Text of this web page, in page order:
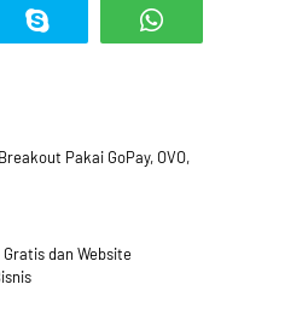
Pakai GoPay, OVO,
dan Website